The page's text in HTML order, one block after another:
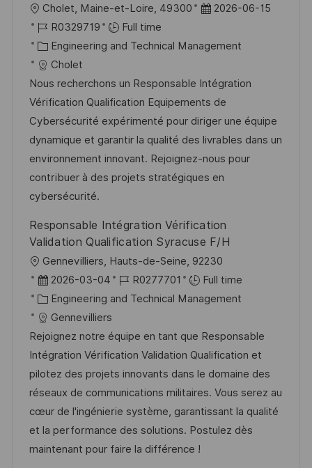
L
o
c
a
t
i
o
n
Cholet, Maine-et-Loire, 49300
P
s
e
d
D
a
t
e
2026-06-15
J
o
b
I
d
R0329719
Full time
C
a
t
e
g
o
r
y
Engineering and Technical Management
Cholet
Nous recherchons un Responsable Intégration
Vérification Qualification Equipements de
Cybersécurité expérimenté pour diriger une équipe
dynamique et garantir la qualité des livrables dans un
environnement innovant. Rejoignez-nous pour
contribuer à des projets stratégiques en
cybersécurité.
Responsable Intégration Vérification
Validation Qualification Syracuse F/H
L
o
c
a
t
i
o
n
Gennevilliers, Hauts-de-Seine, 92230
P
o
s
t
e
d
D
a
t
e
2026-03-04
J
o
I
d
R0277701
Full time
C
a
t
e
g
o
r
y
Engineering and Technical Management
Gennevilliers
Rejoignez notre équipe en tant que Responsable
Intégration Vérification Validation Qualification et
pilotez des projets innovants dans le domaine des
réseaux de communications militaires. Vous serez au
cœur de l'ingénierie système, garantissant la qualité
et la performance des solutions. Postulez dès
maintenant pour faire la différence !